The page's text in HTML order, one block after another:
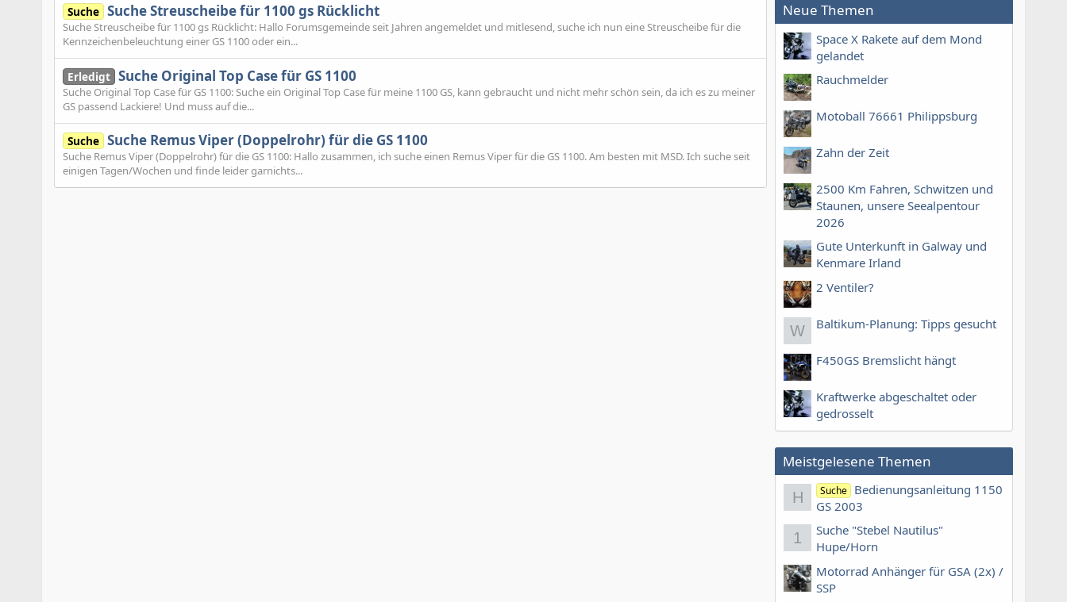
Suche Suche Streuscheibe für 1100 gs Rücklicht
Suche Streuscheibe für 1100 gs Rücklicht: Hallo Forumsgemeinde seit Jahren angemeldet und mitlesend, suche ich nun eine Streuscheibe für die
Kennzeichenbeleuchtung einer GS 1100 oder ein...
Erledigt Suche Original Top Case für GS 1100
Suche Original Top Case für GS 1100: Suche ein Original Top Case für meine 1100 GS, kann gebraucht und nicht mehr schön sein, da ich es zu meiner
GS passend Lackiere! Und muss auf die...
Suche Suche Remus Viper (Doppelrohr) für die GS 1100
Suche Remus Viper (Doppelrohr) für die GS 1100: Hallo zusammen, ich suche einen Remus Viper für die GS 1100. Am besten mit MSD. Ich suche seit
einigen Tagen/Wochen und finde leider garnichts...
Neue Themen
Space X Rakete auf dem Mond
gelandet
Rauchmelder
Motoball 76661 Philippsburg
Zahn der Zeit
2500 Km Fahren, Schwitzen und
Staunen, unsere Seealpentour
2026
Gute Unterkunft in Galway und
Kenmare Irland
2 Ventiler?
W Baltikum-Planung: Tipps gesucht
F450GS Bremslicht hängt
Kraftwerke abgeschaltet oder
gedrosselt
Meistgelesene Themen
H Suche Bedienungsanleitung 1150
GS 2003
1
Suche "Stebel Nautilus"
Hupe/Horn
Motorrad Anhänger für GSA (2x) /
SSP